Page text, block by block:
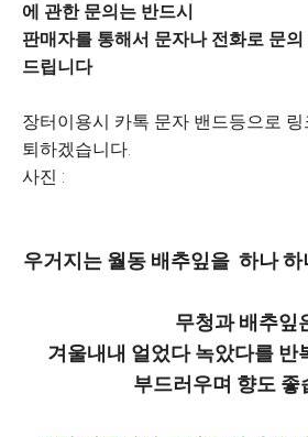
에 관한 문의는 반드시
판매자를 통해서 문자나 전화로 문
드립니다
장터이용시 카톡 문자 밴드등으로
퇴하겠습니다.
사진 :
우거지는 월동 배추잎을 하나
무청과 배추잎
겨울내내 얼었다 녹았다를 반
부드러우며 향도 좋